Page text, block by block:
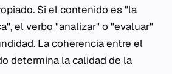
Si el contenido es "la
el verbo "analizar" o "evaluar"
La coherencia entre el
determina la calidad de la